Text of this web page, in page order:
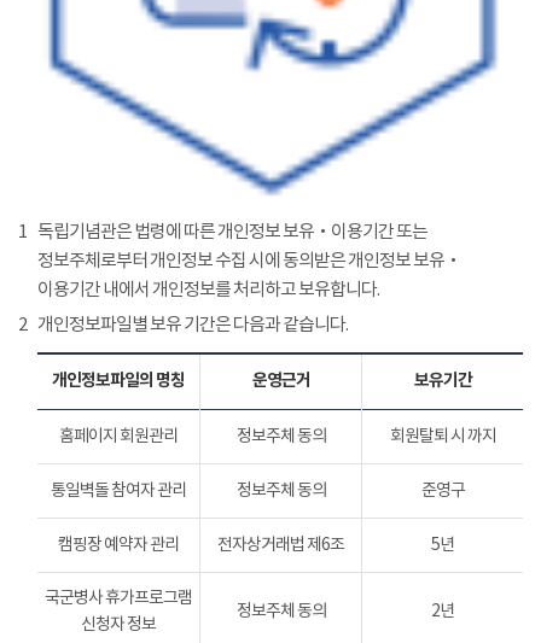
1 독립기념관은 법령에 따른 개인정보 보유‧이용기간 또는
정보주체로부터 개인정보 수집 시에 동의받은 개인정보 보유‧
이용기간 내에서 개인정보를 처리하고 보유합니다.
2 개인정보파일별 보유 기간은 다음과 같습니다.
개인정보파일의 명칭 운영근거 보유기간
홈페이지 회원관리 정보주체 동의 회원탈퇴 시 까지
통일벽돌 참여자 관리 정보주체 동의 준영구
캠핑장 예약자 관리 전자상거래법 제6조 5년
국군병사 휴가프로그램
신청자 정보
정보주체 동의 2년